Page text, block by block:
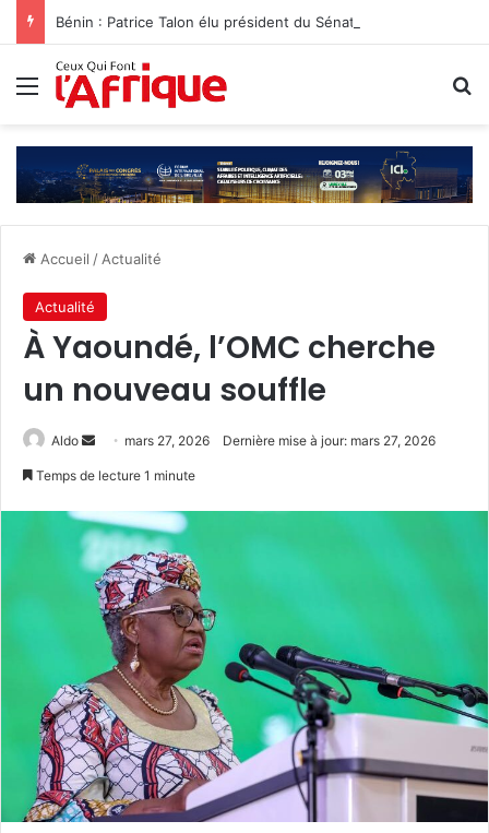
Bénin : Patrice Talon élu président du Sénat‎
Menu
Accueil / Actualité
Actualité
À Yaoundé, l’OMC cherche
un nouveau souffle
Aldo
Envoyermars 27, 2026 Dernière mise à jour: mars 27, 2026
Temps de lecture 1 minute